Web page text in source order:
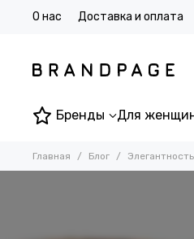
О нас Доставка и оплата
Бренды Для
Главная Блог